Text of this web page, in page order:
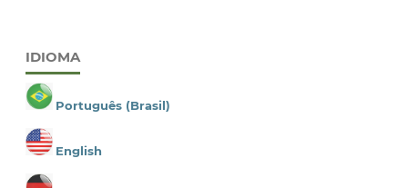
IDIOMA
Português (Brasil)
English